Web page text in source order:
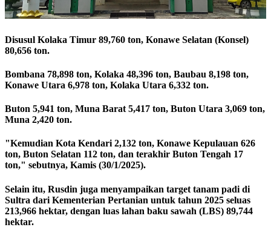
Disusul Kolaka Timur 89,760 ton, Konawe Selatan (Konsel)
80,656 ton.
Bombana 78,898 ton, Kolaka 48,396 ton, Baubau 8,198 ton,
Konawe Utara 6,978 ton, Kolaka Utara 6,332 ton.
Buton 5,941 ton, Muna Barat 5,417 ton, Buton Utara 3,069 ton,
Muna 2,420 ton.
"Kemudian Kota Kendari 2,132 ton, Konawe Kepulauan 626
ton, Buton Selatan 112 ton, dan terakhir Buton Tengah 17
ton," sebutnya, Kamis (30/1/2025).
Selain itu, Rusdin juga menyampaikan target tanam padi di
Sultra dari Kementerian Pertanian untuk tahun 2025 seluas
213,966 hektar, dengan luas lahan baku sawah (LBS) 89,744
hektar.